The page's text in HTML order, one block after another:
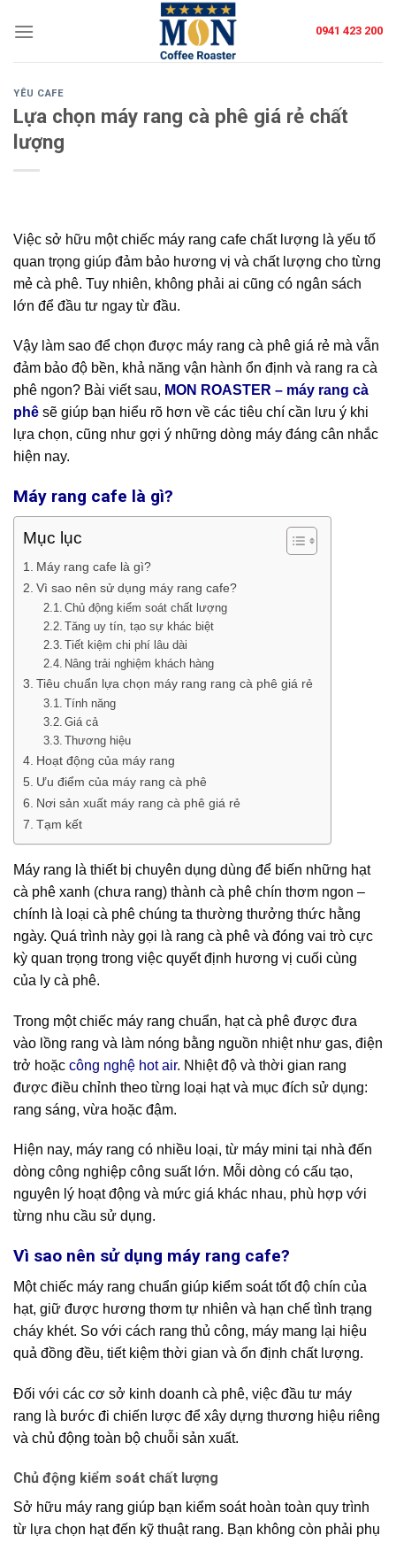
0941 423 200
YÊU CAFE
Lựa chọn máy rang cà phê giá rẻ chất
lượng
Việc sở hữu một chiếc máy rang cafe chất lượng là yếu tố
quan trọng giúp đảm bảo hương vị và chất lượng cho từng
mẻ cà phê. Tuy nhiên, không phải ai cũng có ngân sách
lớn để đầu tư ngay từ đầu.
Vậy làm sao để chọn được máy rang cà phê giá rẻ mà vẫn
đảm bảo độ bền, khả năng vận hành ổn định và rang ra cà
phê ngon? Bài viết sau, MON ROASTER – máy rang cà
phê sẽ giúp bạn hiểu rõ hơn về các tiêu chí cần lưu ý khi
lựa chọn, cũng như gợi ý những dòng máy đáng cân nhắc
hiện nay.
Máy rang cafe là gì?
Mục lục
Máy rang cafe là gì?
Vì sao nên sử dụng máy rang cafe?
Chủ động kiểm soát chất lượng
Tăng uy tín, tạo sự khác biệt
Tiết kiệm chi phí lâu dài
Nâng trải nghiệm khách hàng
Tiêu chuẩn lựa chọn máy rang rang cà phê giá rẻ
Tính năng
Giá cả
Thương hiệu
Hoạt động của máy rang
Ưu điểm của máy rang cà phê
Nơi sản xuất máy rang cà phê giá rẻ
Tạm kết
Máy rang là thiết bị chuyên dụng dùng để biến những hạt
cà phê xanh (chưa rang) thành cà phê chín thơm ngon –
chính là loại cà phê chúng ta thường thưởng thức hằng
ngày. Quá trình này gọi là rang cà phê và đóng vai trò cực
kỳ quan trọng trong việc quyết định hương vị cuối cùng
của ly cà phê.
Trong một chiếc máy rang chuẩn, hạt cà phê được đưa
vào lồng rang và làm nóng bằng nguồn nhiệt như gas, điện
trở hoặc công nghệ hot air. Nhiệt độ và thời gian rang
được điều chỉnh theo từng loại hạt và mục đích sử dụng:
rang sáng, vừa hoặc đậm.
Hiện nay, máy rang có nhiều loại, từ máy mini tại nhà đến
dòng công nghiệp công suất lớn. Mỗi dòng có cấu tạo,
nguyên lý hoạt động và mức giá khác nhau, phù hợp với
từng nhu cầu sử dụng.
Vì sao nên sử dụng máy rang cafe?
Một chiếc máy rang chuẩn giúp kiểm soát tốt độ chín của
hạt, giữ được hương thơm tự nhiên và hạn chế tình trạng
cháy khét. So với cách rang thủ công, máy mang lại hiệu
quả đồng đều, tiết kiệm thời gian và ổn định chất lượng.
Đối với các cơ sở kinh doanh cà phê, việc đầu tư máy
rang là bước đi chiến lược để xây dựng thương hiệu riêng
và chủ động toàn bộ chuỗi sản xuất.
Chủ động kiểm soát chất lượng
Sở hữu máy rang giúp bạn kiểm soát hoàn toàn quy trình
từ lựa chọn hạt đến kỹ thuật rang. Bạn không còn phải phụ